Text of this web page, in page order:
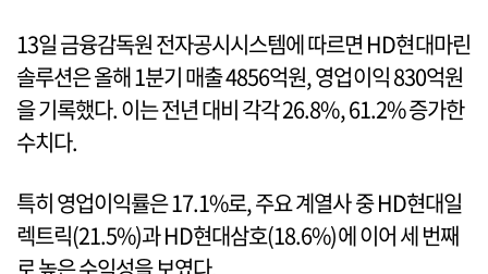
13일 금융감독원 전자공시시스템에 따르면 HD현대마린
솔루션은 올해 1분기 매출 4856억원, 영업이익 830억원
을 기록했다. 이는 전년 대비 각각 26.8%, 61.2% 증가한
수치다.
특히 영업이익률은 17.1%로, 주요 계열사 중 HD현대일
렉트릭(21.5%)과 HD현대삼호(18.6%)에 이어 세 번째